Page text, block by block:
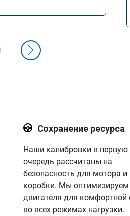
Сохранение ресурса
Наши калибровки в первую
очередь рассчитаны на
безопасность для мотора и
коробки. Мы оптимизируем
двигателя для комфортной
во всех режимах нагрузки.